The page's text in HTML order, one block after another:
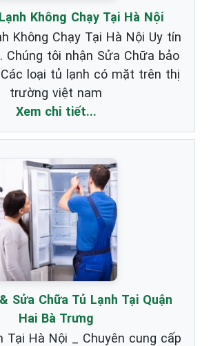
Không Chạy Tại Hà Nội
Không Chạy Tại Hà Nội Uy tín
Chúng tôi nhận Sửa Chữa bảo
loại tủ lạnh có mặt trên thị
trường việt nam
Xem chi tiết...
Sửa Chữa Tủ Lạnh Tại Quận
Hai Bà Trưng
Tại Hà Nội _ Chuyên cung cấp